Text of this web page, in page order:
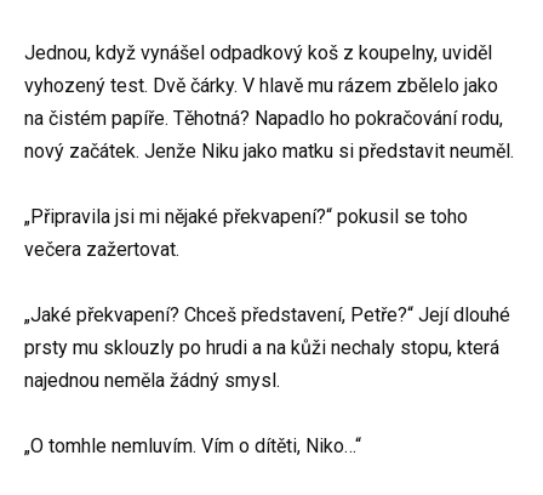
Jednou, když vynášel odpadkový koš z koupelny, uviděl
vyhozený test. Dvě čárky. V hlavě mu rázem zbělelo jako
na čistém papíře. Těhotná? Napadlo ho pokračování rodu,
nový začátek. Jenže Niku jako matku si představit neuměl.
„Připravila jsi mi nějaké překvapení?“ pokusil se toho
večera zažertovat.
„Jaké překvapení? Chceš představení, Petře?“ Její dlouhé
prsty mu sklouzly po hrudi a na kůži nechaly stopu, která
najednou neměla žádný smysl.
„O tomhle nemluvím. Vím o dítěti, Niko…“